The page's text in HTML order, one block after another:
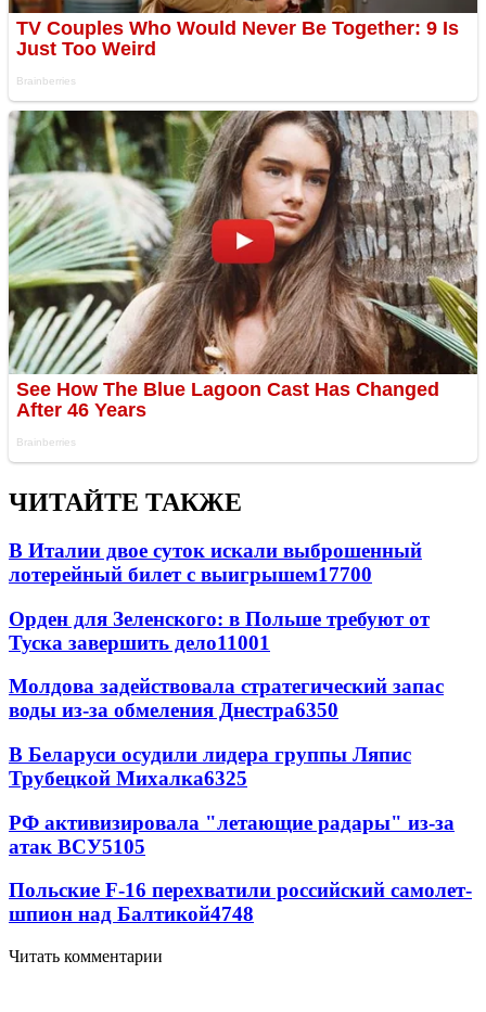
ЧИТАЙТЕ ТАКЖЕ
В Италии двое суток искали выброшенный
лотерейный билет с выигрышем17700
Орден для Зеленского: в Польше требуют от
Туска завершить дело11001
Молдова задействовала стратегический запас
воды из-за обмеления Днестра6350
В Беларуси осудили лидера группы Ляпис
Трубецкой Михалка6325
РФ активизировала "летающие радары" из-за
атак ВСУ5105
Польские F-16 перехватили российский самолет-
шпион над Балтикой4748
Читать комментарии